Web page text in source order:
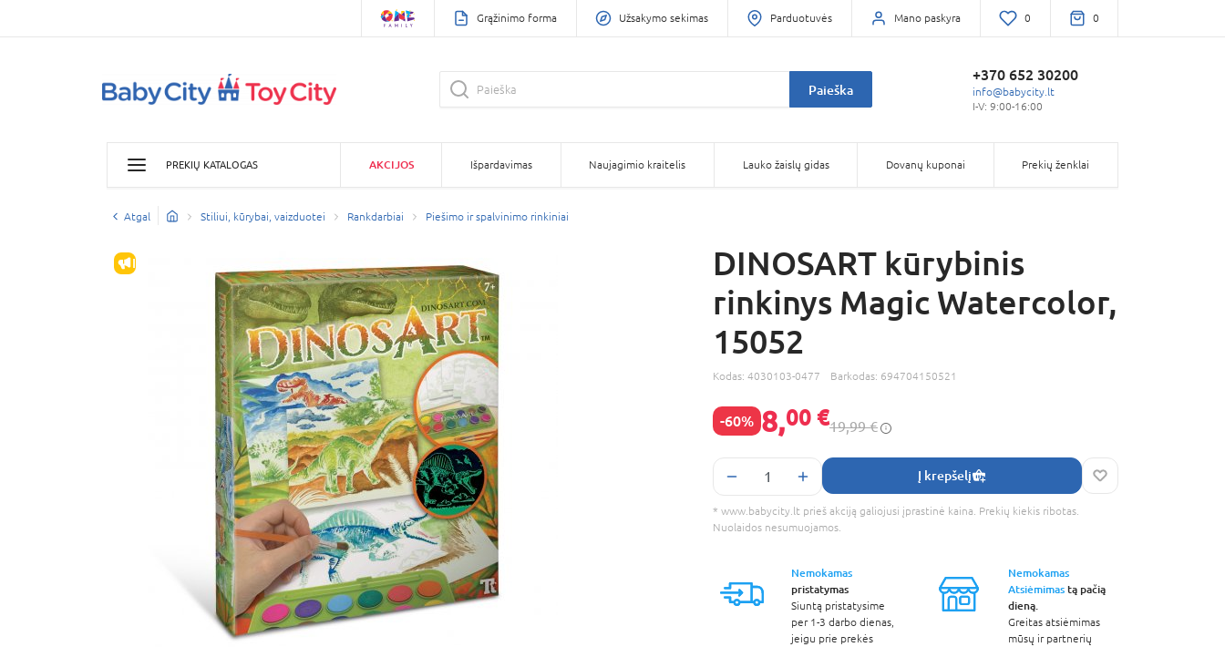
Grąžinimo forma Užsakymo sekimas Parduotuvės Mano paskyra 0 0
Paieška
+370 652 30200
info@babycity.lt
I-V: 9:00-16:00
PREKIŲ KATALOGAS AKCIJOS Išpardavimas Naujagimio kraitelis Lauko žaislų gidas Dovanų kuponai Prekių ženklai
Atgal Stiliui, kūrybai, vaizduotei Rankdarbiai Piešimo ir spalvinimo rinkiniai
IŠPARDAVIMAS
DINOSART kūrybinis
rinkinys Magic Watercolor,
15052
Kodas: 4030103-0477 Barkodas: 694704150521
-60% 8,00 €19,99 €
Į krepšelį
* www.babycity.lt prieš akciją galiojusi įprastinė kaina. Prekių kiekis ribotas.
Nuolaidos nesumuojamos.
Nemokamas
pristatymas
Siuntą pristatysime
per 1-3 darbo dienas,
jeigu prie prekės
Nemokamas
Atsiėmimastą pačią
dieną.
Greitas atsiėmimas
mūsų ir partnerių